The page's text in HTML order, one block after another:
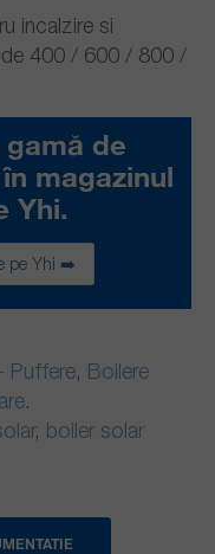
incalzire si
400 / 600 / 800 /
de
magazinul
Yhi.
pe Yhi ➡️
Puffere, Boilere
.
, boiler solar